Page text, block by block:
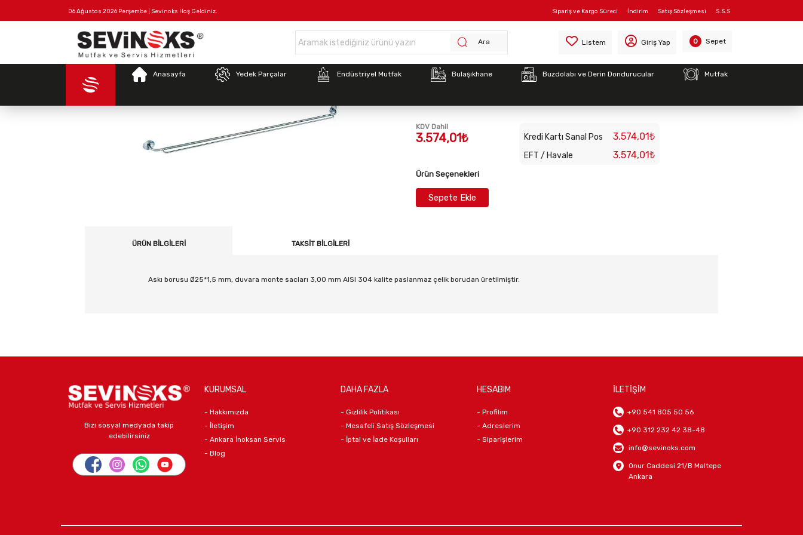
06 Ağustos 2026 Perşembe | Sevinoks Hoş Geldiniz. S.S.S
Satış Sözleşmesi
İndirim
Sipariş ve Kargo Süreci
Ara Listem Giriş Yap 0 Sepet
Tüm
Hakkımızdaİletişim
Anasayfa
Yedek Parçalar Endüstriyel Mutfak Bulaşıkhane Buzdolabı ve Derin Dondurucular Mutfak
Stok Kodu:INO-RKA100
İnoksan RKA100 Kepçe Askı Borusu 1000mm
KDV Dahil
3.574,01₺ Kredi Kartı Sanal Pos 3.574,01₺
EFT / Havale 3.574,01₺
Ürün Seçenekleri
Sepete Ekle
ÜRÜN BILGILERI TAKSIT BILGILERI
Askı borusu Ø25*1,5 mm, duvara monte sacları 3,00 mm AISI 304 kalite paslanmaz çelik borudan üretilmiştir.
Bizi sosyal medyada takip
edebilirsiniz
KURUMSAL
- Hakkımızda
- İletişim
- Ankara İnoksan Servis
- Blog
DAHA FAZLA
- Gizlilik Politikası
- Mesafeli Satış Sözleşmesi
- İptal ve İade Koşulları
HESABIM
- Profilim
- Adreslerim
- Siparişlerim
İLETİŞİM
+90 541 805 50 56
+90 312 232 42 38-48
info@sevinoks.com
Onur Caddesi 21/B Maltepe
Ankara